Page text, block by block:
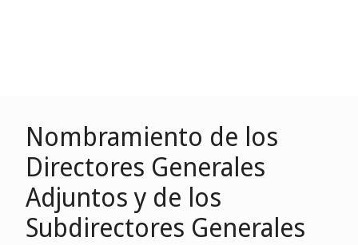
Nombramiento de los
Directores Generales
Adjuntos y de los
Subdirectores Generales